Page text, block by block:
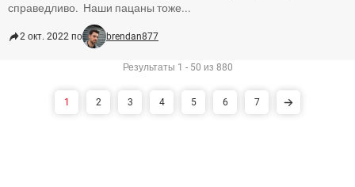
справедливо. Наши пацаны тоже...
2 окт. 2022 по brendan877
Результаты 1 - 50 из 880
1 2 3 4 5 6 7